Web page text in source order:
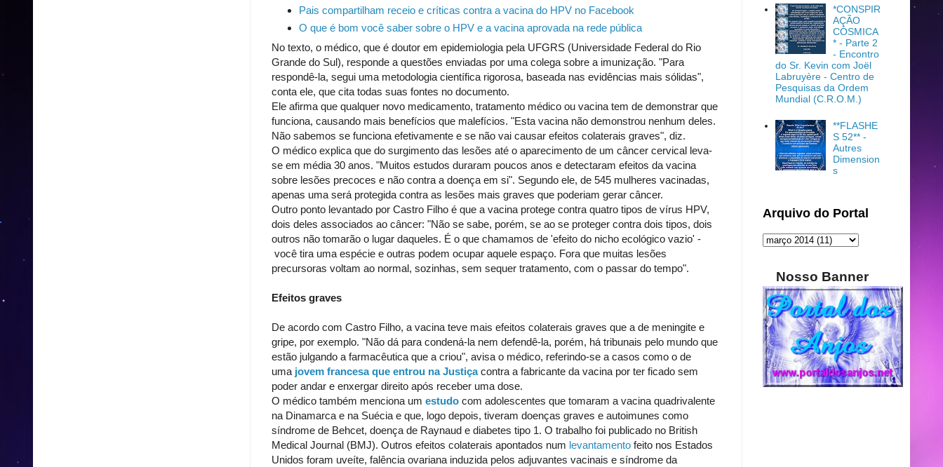
Pais compartilham receio e críticas contra a vacina do HPV no Facebook
O que é bom você saber sobre o HPV e a vacina aprovada na rede pública
No texto, o médico, que é doutor em epidemiologia pela UFGRS (Universidade Federal do Rio
Grande do Sul), responde a questões enviadas por uma colega sobre a imunização. "Para
respondê-la, segui uma metodologia científica rigorosa, baseada nas evidências mais sólidas",
conta ele, que cita todas suas fontes no documento.
Ele afirma que qualquer novo medicamento, tratamento médico ou vacina tem de demonstrar que
funciona, causando mais benefícios que malefícios. "Esta vacina não demonstrou nenhum deles.
Não sabemos se funciona efetivamente e se não vai causar efeitos colaterais graves", diz.
O médico explica que do surgimento das lesões até o aparecimento de um câncer cervical leva-
se em média 30 anos. "Muitos estudos duraram poucos anos e detectaram efeitos da vacina
sobre lesões precoces e não contra a doença em si". Segundo ele, de 545 mulheres vacinadas,
apenas uma será protegida contra as lesões mais graves que poderiam gerar câncer.
Outro ponto levantado por Castro Filho é que a vacina protege contra quatro tipos de vírus HPV,
dois deles associados ao câncer: "Não se sabe, porém, se ao se proteger contra dois tipos, dois
outros não tomarão o lugar daqueles. É o que chamamos de 'efeito do nicho ecológico vazio' -
você tira uma espécie e outras podem ocupar aquele espaço. Fora que muitas lesões
precursoras voltam ao normal, sozinhas, sem sequer tratamento, com o passar do tempo".
Efeitos graves
De acordo com Castro Filho, a vacina teve mais efeitos colaterais graves que a de meningite e
gripe, por exemplo. "Não dá para condená-la nem defendê-la, porém, há tribunais pelo mundo que
estão julgando a farmacêutica que a criou", avisa o médico, referindo-se a casos como o de
uma jovem francesa que entrou na Justiçacontra a fabricante da vacina por ter ficado sem
poder andar e enxergar direito após receber uma dose.
O médico também menciona um estudo com adolescentes que tomaram a vacina quadrivalente
na Dinamarca e na Suécia e que, logo depois, tiveram doenças graves e autoimunes como
síndrome de Behcet, doença de Raynaud e diabetes tipo 1. O trabalho foi publicado no British
Medical Journal (BMJ). Outros efeitos colaterais apontados num levantamento feito nos Estados
Unidos foram uveíte, falência ovariana induzida pelos adjuvantes vacinais e síndrome da
*CONSPIR
AÇÃO
CÓSMICA
* - Parte 2
- Encontro
do Sr. Kevin com Joël
Labruyère - Centro de
Pesquisas da Ordem
Mundial (C.R.O.M.)
**FLASHE
S 52** -
Autres
Dimension
s
Arquivo do Portal
Nosso Banner